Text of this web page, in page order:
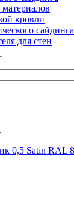
кровли
сайдинга
для стен